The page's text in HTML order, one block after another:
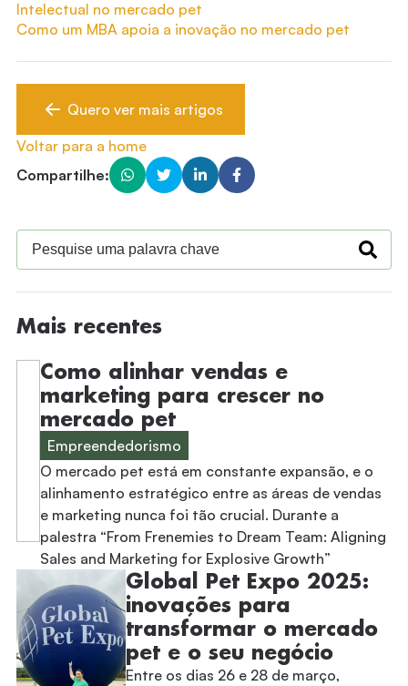
Intelectual no mercado pet
Como um MBA apoia a inovação no mercado pet
Quero ver mais artigos
Voltar para a home
Compartilhe:
Mais recentes
Como alinhar vendas e
marketing para crescer no
mercado pet
Empreendedorismo
O mercado pet está em constante expansão, e o
alinhamento estratégico entre as áreas de vendas
e marketing nunca foi tão crucial. Durante a
palestra “From Frenemies to Dream Team: Aligning
Sales and Marketing for Explosive Growth”
Global Pet Expo 2025:
inovações para
transformar o mercado
pet e o seu negócio
Entre os dias 26 e 28 de março,